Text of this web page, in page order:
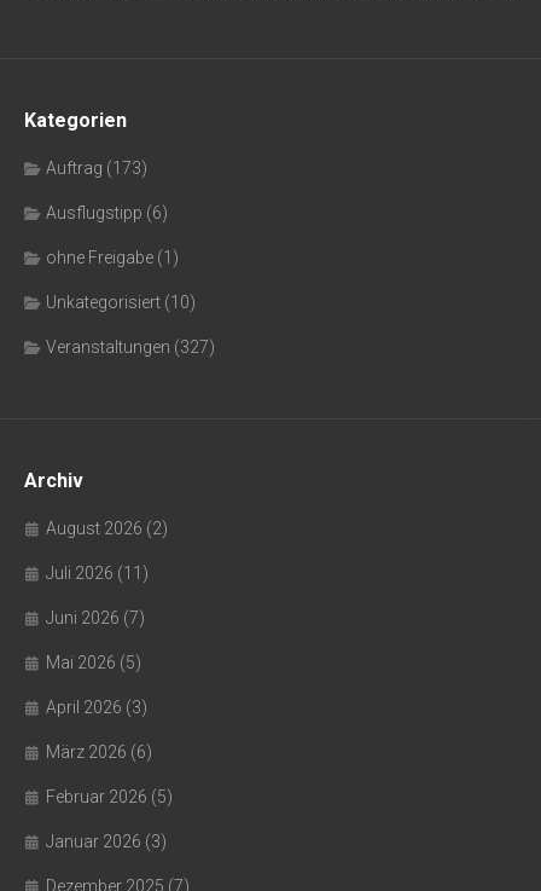
Kategorien
Auftrag (173)
Ausflugstipp (6)
ohne Freigabe (1)
Unkategorisiert (10)
Veranstaltungen (327)
Archiv
August 2026 (2)
Juli 2026 (11)
Juni 2026 (7)
Mai 2026 (5)
April 2026 (3)
März 2026 (6)
Februar 2026 (5)
Januar 2026 (3)
Dezember 2025 (7)